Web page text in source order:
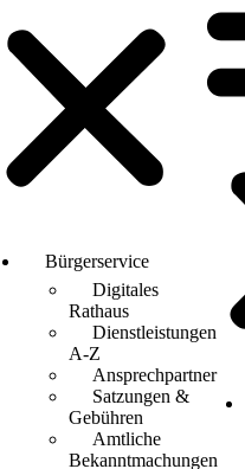
Bürgerservice
Digitales
Rathaus
Dienstleistungen
A-Z
Ansprechpartner
Satzungen &
Gebühren
Amtliche
Bekanntmachungen